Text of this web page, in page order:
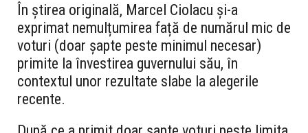
În știrea originală, Marcel Ciolacu și-a
exprimat nemulțumirea față de numărul mic de
voturi (doar șapte peste minimul necesar)
primite la învestirea guvernului său, în
contextul unor rezultate slabe la alegerile
recente.